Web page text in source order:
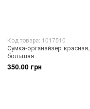
Код товара: 1017510
Сумка-органайзер красная,
большая
350.00 грн